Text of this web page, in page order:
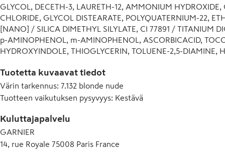
GLYCOL, DECETH-3, LAURETH-12, AMMONIUM
CHLORIDE, GLYCOL DISTEARATE, POLYQUATERNIUM-22,
[NANO] / SILICA DIMETHYL SILYLATE, CI 77891 / TITANIUM
p-AMINOPHENOL, m-AMINOPHENOL, ASCORBICACID,
HYDROXYINDOLE, THIOGLYCERIN, TOLUENE-2,5-DIAMINE,
OFFICINALIS(ROSEMARY)EXTRACT, EDTA, VITIS VINIFERA
FRAGRANCE. (F.I.L. C202807/1).
1190018 - FREMKALDERCREME / FRAMKALLNINGSCREME /
GLYCERIN, TETRASODIUM ETIDRONATE, TETRASODIUM
PHOSPHORIC ACID, PARFUM / FRAGRANCE. (F.I.L. C201679/1).
1149755 D - EFTERBEHANDLING / HOITOAINE: AQUA /
LIQUIDUM / MINERAL OIL, BEHENTRIMONIUM CHLORIDE,
Tuotetta kuvaavat tiedot
Värin tarkennus: 7.132 blonde nude
Tuotteen vaikutuksen pysyvyys: Kestävä
Kuluttajapalvelu
GARNIER
14, rue Royale 75008 Paris France